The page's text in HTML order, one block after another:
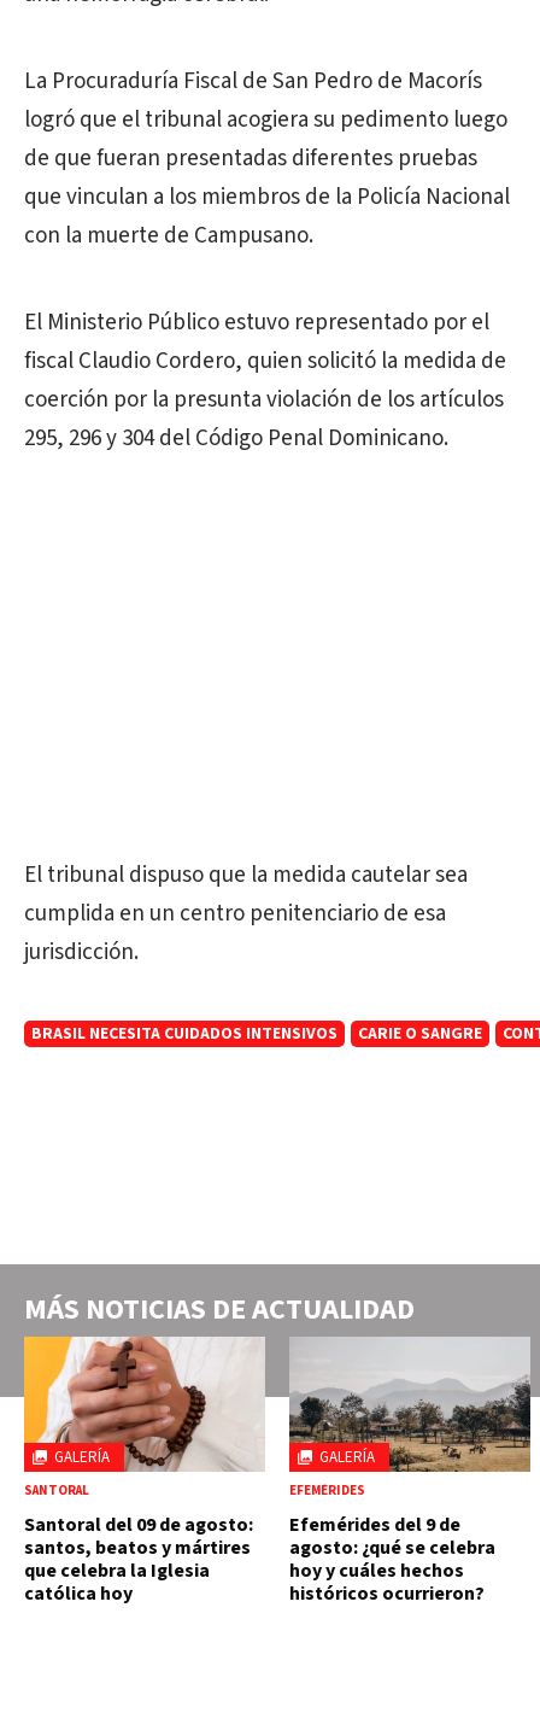
La Procuraduría Fiscal de San Pedro de Macorís
logró que el tribunal acogiera su pedimento luego
de que fueran presentadas diferentes pruebas
que vinculan a los miembros de la Policía Nacional
con la muerte de Campusano.
El Ministerio Público estuvo representado por el
fiscal Claudio Cordero, quien solicitó la medida de
coerción por la presunta violación de los artículos
295, 296 y 304 del Código Penal Dominicano.
El tribunal dispuso que la medida cautelar sea
cumplida en un centro penitenciario de esa
jurisdicción.
BRASIL NECESITA CUIDADOS INTENSIVOS CARIE O SANGRE
MÁS NOTICIAS DEACTUALIDAD
GALERÍA
SANTORAL
Santoral del 09 de agosto:
santos, beatos y mártires
que celebra la Iglesia
católica hoy
GALERÍA
EFEMÉRIDES
Efemérides del 9 de
agosto: ¿qué se celebra
hoy y cuáles hechos
históricos ocurrieron?